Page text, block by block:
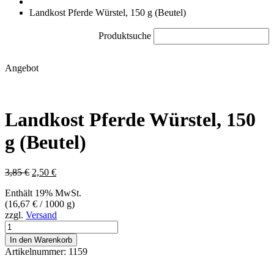
Landkost Pferde Würstel, 150 g (Beutel)
Produktsuche
Angebot
Landkost Pferde Würstel, 150
g (Beutel)
3,85€ Ursprünglicher
war:
3,85 €
2,50 €Aktueller
ist:
2,50 €.
Enthält 19% MwSt.
(16,67 € / 1000 g)
zzgl. Versand
Landkost
Pferde
Würstel,
150
In den Warenkorb
Artikelnummer: 1159